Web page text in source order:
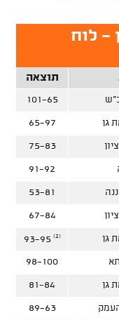
- לוח
תוצאה
101-65
גן
65-97
75-83
91-92
53-81
67-84
גן 93-95 (2)
98-100
גן
81-84
89-63